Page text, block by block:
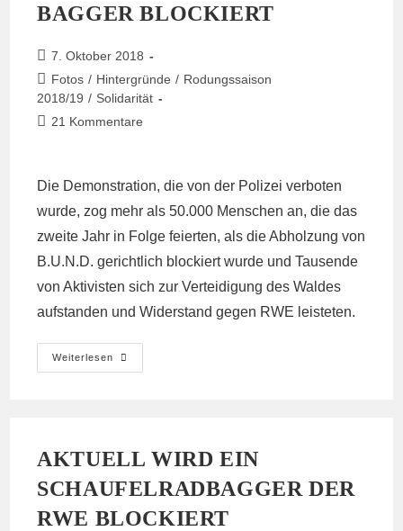
BAGGER BLOCKIERT
Beitrag
veröffentlicht:
7. Oktober 2018
Beitrags-
Kategorie:
Fotos / Hintergründe / Rodungssaison
2018/19 / Solidarität
Beitrags-
21 Kommentare
Die Demonstration, die von der Polizei verboten
wurde, zog mehr als 50.000 Menschen an, die das
zweite Jahr in Folge feierten, als die Abholzung von
B.U.N.D. gerichtlich blockiert wurde und Tausende
von Aktivisten sich zur Verteidigung des Waldes
aufstanden und Widerstand gegen RWE leisteten.
Weiterlesen
50.000
Feiern
Besetzt
Bagger
Blockiert
AKTUELL WIRD EIN
SCHAUFELRADBAGGER DER
RWE BLOCKIERT